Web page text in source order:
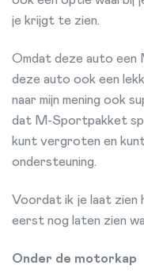
je krijgt te zien.
Omdat deze auto
deze auto ook een
naar mijn mening ook
dat M-Sportpakket
kunt vergroten en
ondersteuning.
Voordat ik je laat zien
eerst nog laten zien
Onder de motorkap